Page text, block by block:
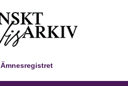
Ämnesregistret